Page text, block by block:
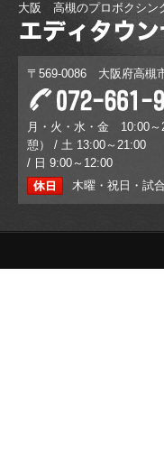
大阪 高槻のプロボクシン
〒569-0086 大阪府高槻
月・火・水・金 10:00
憩） / 土 13:00～21:00
/ 日 9:00～12:00
木曜・祝日・試